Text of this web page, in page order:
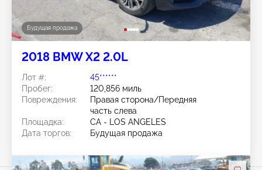
Будущая продажа
2018 BMW X2 2.0L
Лот #:
45******
Пробег:
120,856 миль
Повреждения:
Правая сторона/Передняя
часть слева
Площадка:
CA - LOS ANGELES
Дата торгов:
Будущая продажа